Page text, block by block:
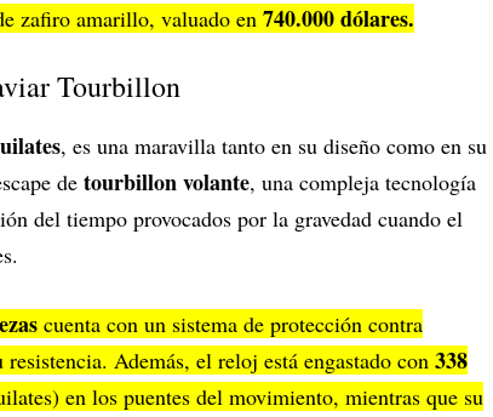
zafiro amarillo, valuado en 740.000 dólares.
Tourbillon
, es una maravilla tanto en su diseño como en su
de tourbillon volante, una compleja tecnología
del tiempo provocados por la gravedad cuando el
cuenta con un sistema de protección contra
Además, el reloj está engastado con 338
en los puentes del movimiento, mientras que su